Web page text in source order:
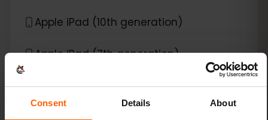
Consent Details About
Apple iPad (10th generation)
Apple iPad (7th generation)
Apple iPad (8th generation)